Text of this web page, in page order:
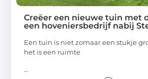
Creëer een nieuwe tuin met
een hoveniersbedrijf nabij
Een tuin is niet zomaar een stukje
het is een ruimte
...